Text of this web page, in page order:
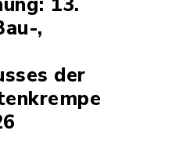
,
der